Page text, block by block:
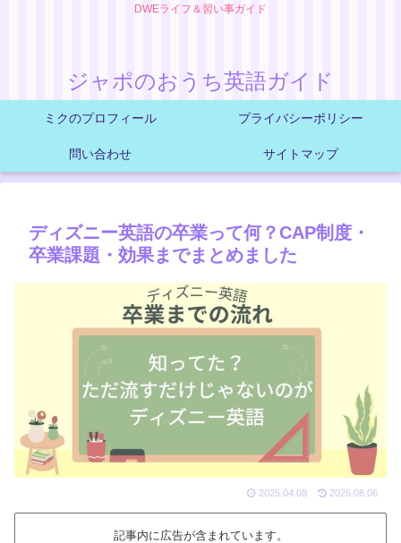
DWEライフ＆習い事ガイド
ジャポのおうち英語ガイド
ミクのプロフィール プライバシーポリシー
問い合わせ サイトマップ
ディズニー英語の卒業って何？CAP制度・
卒業課題・効果までまとめました
2025.04.08 2026.08.06
記事内に広告が含まれています。